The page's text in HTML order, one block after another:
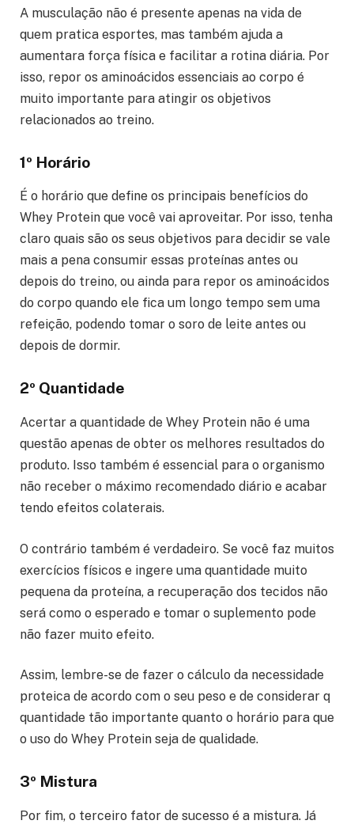
A musculação não é presente apenas na vida de
quem pratica esportes, mas também ajuda a
aumentara força física e facilitar a rotina diária. Por
isso, repor os aminoácidos essenciais ao corpo é
muito importante para atingir os objetivos
relacionados ao treino.
1º Horário
É o horário que define os principais benefícios do
Whey Protein que você vai aproveitar. Por isso, tenha
claro quais são os seus objetivos para decidir se vale
mais a pena consumir essas proteínas antes ou
depois do treino, ou ainda para repor os aminoácidos
do corpo quando ele fica um longo tempo sem uma
refeição, podendo tomar o soro de leite antes ou
depois de dormir.
2º Quantidade
Acertar a quantidade de Whey Protein não é uma
questão apenas de obter os melhores resultados do
produto. Isso também é essencial para o organismo
não receber o máximo recomendado diário e acabar
tendo efeitos colaterais.
O contrário também é verdadeiro. Se você faz muitos
exercícios físicos e ingere uma quantidade muito
pequena da proteína, a recuperação dos tecidos não
será como o esperado e tomar o suplemento pode
não fazer muito efeito.
Assim, lembre-se de fazer o cálculo da necessidade
proteica de acordo com o seu peso e de considerar q
quantidade tão importante quanto o horário para que
o uso do Whey Protein seja de qualidade.
3º Mistura
Por fim, o terceiro fator de sucesso é a mistura. Já